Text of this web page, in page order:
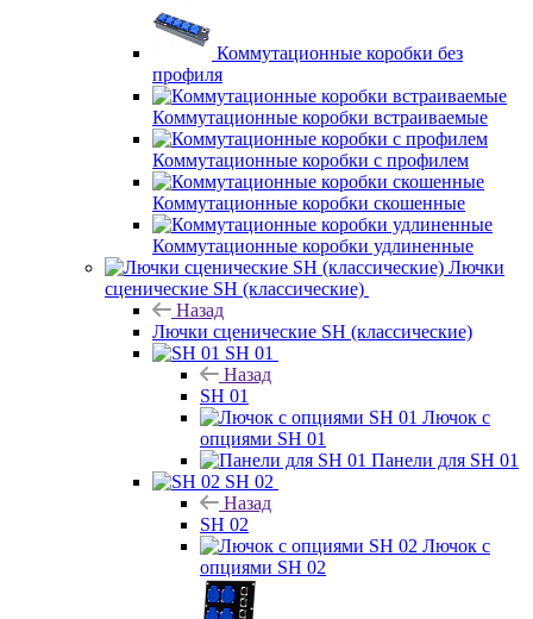
Коммутационные коробки без
профиля
Коммутационные коробки встраиваемые
Коммутационные коробки с профилем
Коммутационные коробки скошенные
Коммутационные коробки удлиненные
Лючки
сценические SH (классические)
Назад
Лючки сценические SH (классические)
SH 01
Назад
SH 01
Лючок с
опциями SH 01
Панели для SH 01
SH 02
Назад
SH 02
Лючок с
опциями SH 02